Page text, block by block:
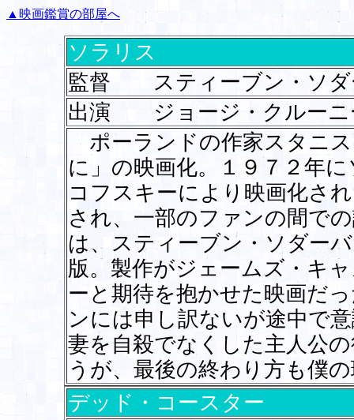
▲映画鑑賞の部屋へ
ソラリス
監督 スティーブン・ソダ
出演 ジョージ・クルーニ
ポーランドの作家スタニ
に」の映画化。１９７２年
コフスキーにより映画化さ
され、一部のファンの間で
は、スティーブン・ソダー
版。製作がジェームズ・キ
ーと期待を抱かせた映画だ
ンには申し訳ないが途中で
妻を自殺でなくした主人公
うが、最後の終わり方も僕
デッド・コースター